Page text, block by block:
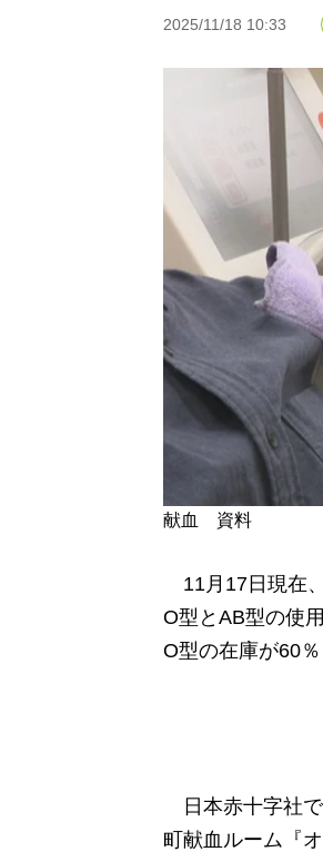
2025/11/18 10:33
献血 資料
11月17日現在
O型とAB型の使
O型の在庫が60％
日本赤十字社で
町献血ルーム『